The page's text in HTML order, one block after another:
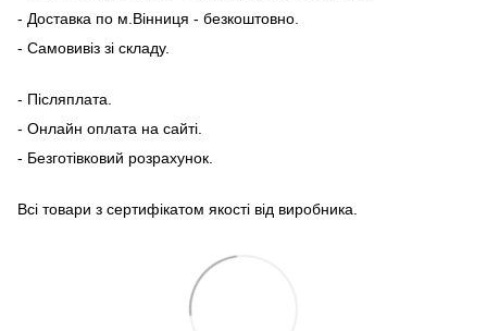
- Доставка по м.Вінниця - безкоштовно.
- Самовивіз зі складу.
- Післяплата.
- Онлайн оплата на сайті.
- Безготівковий розрахунок.
Всі товари з сертифікатом якості від виробника.